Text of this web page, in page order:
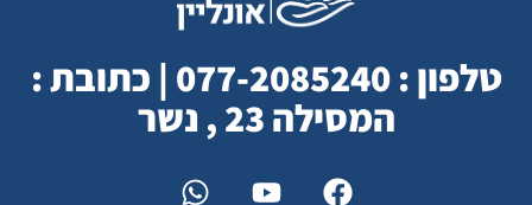
טלפון : 077-2085240 | כתובת :
המסילה 23 , נשר